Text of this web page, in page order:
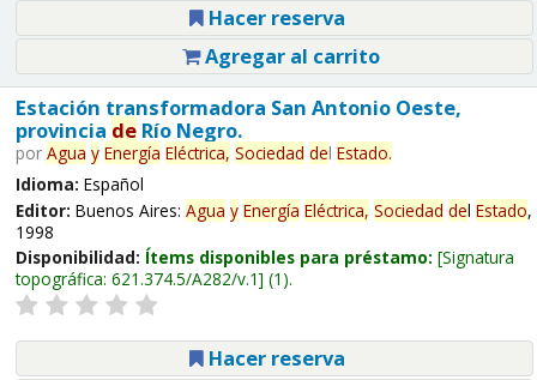
Hacer reserva
Agregar al carrito
Estación transformadora San Antonio Oeste,
provincia deRío Negro.
por Agua y Energía Eléctrica, Sociedad del Estado.
Idioma: Español
Editor: Buenos Aires: Agua y Energía Eléctrica, Sociedad del Estado,
1998
Disponibilidad: Ítems disponibles para préstamo: Signatura
topográfica: 621.374.5/A282/v.1 (1).
Hacer reserva